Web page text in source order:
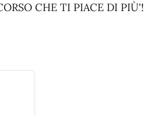
CHE TI PIACE DI PIÙ'!